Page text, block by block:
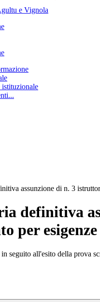
e Vignola
assunzione di n. 3
definitiva
per
seguito all'esito della prova